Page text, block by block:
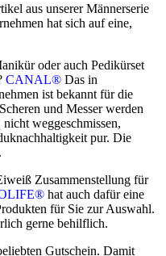
aus unserer Männerserie
hat sich auf eine,
oder auch Pedikürset
CANAL® Das in
ist bekannt für die
und Messer werden
weggeschmissen,
pur. Die
Zusammenstellung für
hat auch dafür eine
für Sie zur Auswahl.
gerne behilflich.
Gutschein. Damit